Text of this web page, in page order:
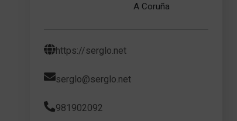
A Coruña
https://serglo.net
serglo@serglo.net
981902092